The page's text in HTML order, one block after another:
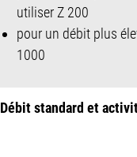
utiliser Z 200
pour un débit plus
1000
Débit standard et